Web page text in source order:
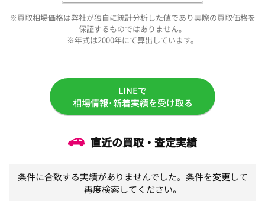
※買取相場価格は弊社が独自に統計分析した値であり実際の買取価格を
保証するものではありません。
※年式は2000年にて算出しています。
LINEで
相場情報･新着実績を受け取る
直近の買取・査定実績
条件に合致する実績がありませんでした。条件を変更して
再度検索してください。